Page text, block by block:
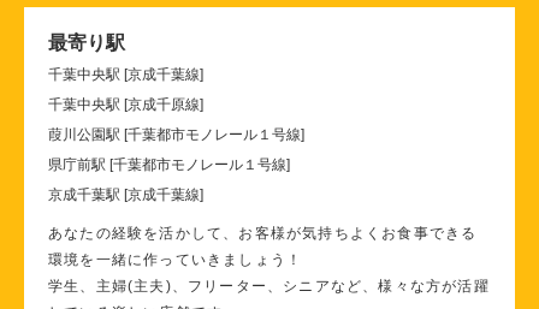
最寄り駅
千葉中央駅 [京成千葉線]
千葉中央駅 [京成千原線]
葭川公園駅 [千葉都市モノレール１号線]
県庁前駅 [千葉都市モノレール１号線]
京成千葉駅 [京成千葉線]
あなたの経験を活かして、お客様が気持ちよくお食事できる
環境を一緒に作っていきましょう！
学生、主婦(主夫)、フリーター、シニアなど、様々な方が活躍